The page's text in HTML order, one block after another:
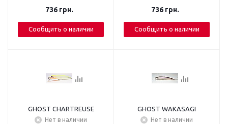
736грн.
Сообщить о наличии
736грн.
Сообщить о наличии
GHOST CHARTREUSE
Нет в наличии
GHOST WAKASAGI
Нет в наличии